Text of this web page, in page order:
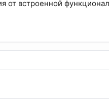
от встроенной